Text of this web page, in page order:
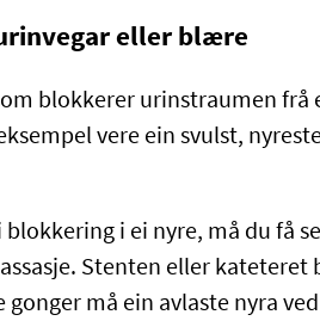
eller blære
blokkerer urinstraumen
vere ein svulst,
i ei nyre, må du få
Stenten eller kateteret
må ein avlaste nyra